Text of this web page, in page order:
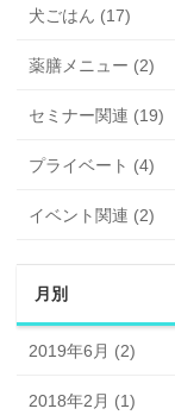
犬ごはん (17)
薬膳メニュー (2)
セミナー関連 (19)
プライベート (4)
イベント関連 (2)
月別
2019年6月 (2)
2018年2月 (1)